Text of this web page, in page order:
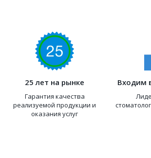
25 лет на рынке
Гарантия качества
реализуемой продукции и
оказания услуг
Входим